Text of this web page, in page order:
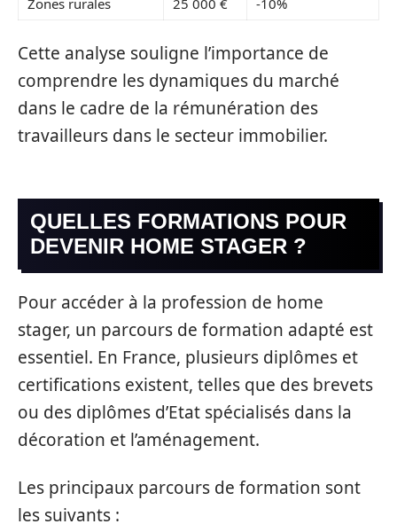
Cette analyse souligne l’importance de
comprendre les dynamiques du marché
dans le cadre de la rémunération des
travailleurs dans le secteur immobilier.
QUELLES FORMATIONS POUR
DEVENIR HOME STAGER ?
Pour accéder à la profession de home
stager, un parcours de formation adapté est
essentiel. En France, plusieurs diplômes et
certifications existent, telles que des brevets
ou des diplômes d’Etat spécialisés dans la
décoration et l’aménagement.
Les principaux parcours de formation sont
les suivants :